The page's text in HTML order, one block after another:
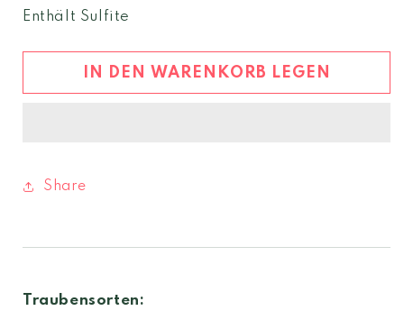
Menge
Prosecco
DOC
Prosecco
brut
DOC
Enthält Sulfite
IN DEN WARENKORB LEGEN
Share
Traubensorten: